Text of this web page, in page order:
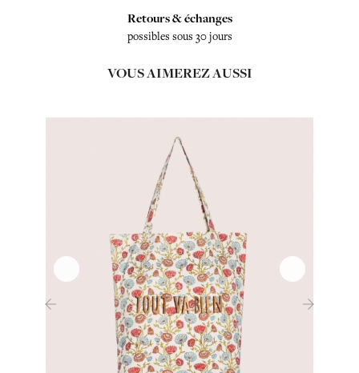
Retours & échanges
possibles sous 30 jours
VOUS AIMEREZ AUSSI